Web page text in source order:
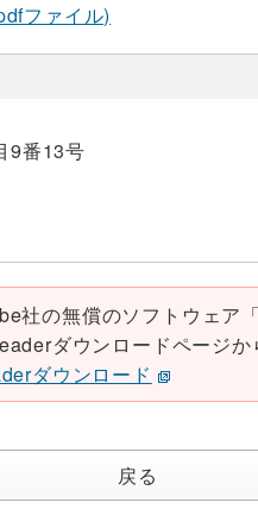
ファイル)
9番13号
社の無償のソフトウェ
ダウンロードページか
ダウンロード
戻る